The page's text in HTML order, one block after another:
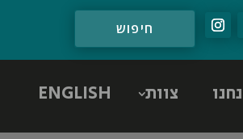
צוות ENGLISH